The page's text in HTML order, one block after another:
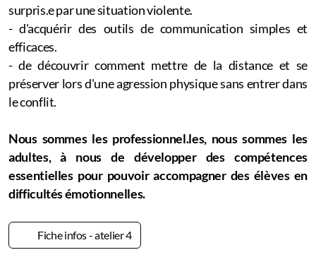
surpris.e par une situation violente.
- d'acquérir des outils de communication simples et
efficaces.
- de découvrir comment mettre de la distance et se
préserver lors d'une agression physique sans entrer dans
le conflit.
Nous sommes les professionnel.les, nous sommes les
adultes, à nous de développer des compétences
essentielles pour pouvoir accompagner des élèves en
difficultés émotionnelles.
Fiche infos - atelier 4